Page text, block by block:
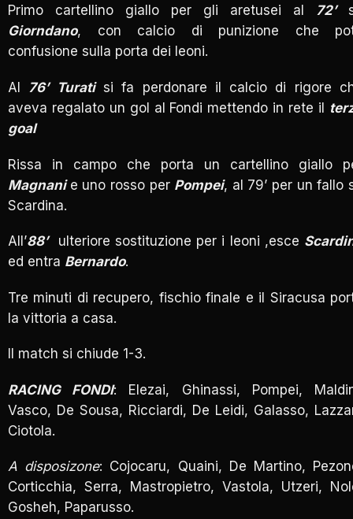
Primo cartellino giallo per gli aretusei al 72’
Giorndano, con calcio di punizione che
confusione sulla porta dei leoni.
Al 76’ Turatisi fa perdonare il calcio di rigore
aveva regalato un gol al Fondi mettendo in rete il
goal
Rissa in campo che porta un cartellino giallo
Magnani e uno rosso per Pompei, al 79’ per un fallo
Scardina.
All’88’ulteriore sostituzione per i leoni ,esce
ed entra Bernardo.
Tre minuti di recupero, fischio finale e il Siracusa
la vittoria a casa.
Il match si chiude 1-3.
RACING FONDI: Elezai, Ghinassi, Pompei,
Vasco, De Sousa, Ricciardi, De Leidi, Galasso,
Ciotola.
A disposizone: Cojocaru, Quaini, De Martino,
Corticchia, Serra, Mastropietro, Vastola, Utzeri,
Gosheh, Paparusso.